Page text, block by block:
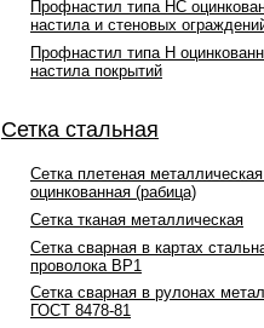
Профнастил типа НС
настила и стеновых
Профнастил типа Н
настила покрытий
Сетка стальная
Сетка плетеная
оцинкованная (рабица)
Сетка тканая металлическая
Сетка сварная в картах
проволока ВР1
Сетка сварная в рулонах
ГОСТ 8478-81